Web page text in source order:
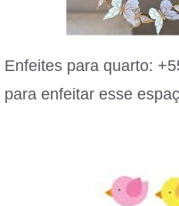
Enfeites para quarto:
para enfeitar esse